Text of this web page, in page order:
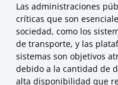
Las administraciones
críticas que son
sociedad, como los
de transporte, y las
sistemas son objetivos
debido a la cantidad de
alta disponibilidad que